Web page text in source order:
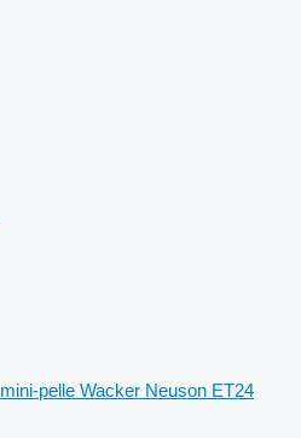
mini-pelle Wacker Neuson ET24